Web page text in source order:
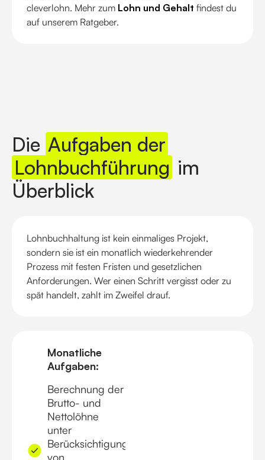
cleverlohn. Mehr zum Lohn und Gehalt findest du
auf unserem Ratgeber.
Die Aufgaben der
Lohnbuchführung im
Überblick
Lohnbuchhaltung ist kein einmaliges Projekt,
sondern sie ist ein monatlich wiederkehrender
Prozess mit festen Fristen und gesetzlichen
Anforderungen. Wer einen Schritt vergisst oder zu
spät handelt, zahlt im Zweifel drauf.
Monatliche
Aufgaben:
Berechnung der
Brutto- und
Nettolöhne
unter
Berücksichtigung
von